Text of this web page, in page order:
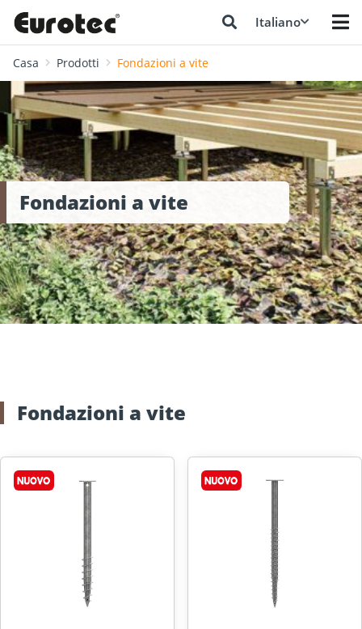
Italiano
Casa Prodotti Fondazioni a vite
Fondazioni a vite
Fondazioni a vite